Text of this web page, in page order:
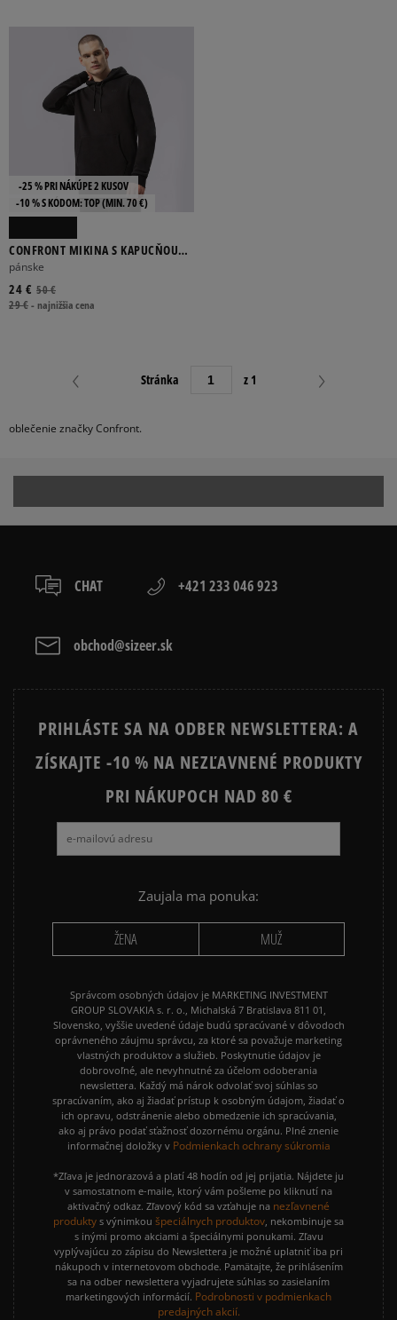
JEDNOFAREBNÝ BODKY
PRECHODNÉ
oblečenie značky Confront.
-10 % S KÓDOM: TOP (MIN. 70 €)
-25 % PRI NÁKÚPE 2 KUSOV
CONFRONT MIKINA S KAPUCŇOU
ESSENTIAL
pánske
50 €
24 €
29 €-najnižšia cena
Stránka z 1
CHAT +421 233 046 923
obchod@sizeer.sk
PRIHLÁSTE SA NA ODBER NEWSLETTERA: A
ZÍSKAJTE -10 % NA NEZĽAVNENÉ PRODUKTY
PRI NÁKUPOCH NAD 80 €
Zaujala ma ponuka:
ŽENA MUŽ
Správcom osobných údajov je MARKETING INVESTMENT
GROUP SLOVAKIA s. r. o., Michalská 7 Bratislava 811 01,
Slovensko, vyššie uvedené údaje budú spracúvané v dôvodoch
oprávneného záujmu správcu, za ktoré sa považuje marketing
vlastných produktov a služieb. Poskytnutie údajov je
dobrovoľné, ale nevyhnutné za účelom odoberania
newslettera. Každý má nárok odvolať svoj súhlas so
spracúvaním, ako aj žiadať prístup k osobným údajom, žiadať o
ich opravu, odstránenie alebo obmedzenie ich spracúvania,
ako aj právo podať sťažnosť dozornému orgánu. Plné znenie
informačnej doložky v Podmienkach ochrany súkromia
*Zľava je jednorazová a platí 48 hodín od jej prijatia. Nájdete ju
v samostatnom e-maile, ktorý vám pošleme po kliknutí na
aktivačný odkaz. Zľavový kód sa vzťahuje na nezľavnené
produkty s výnimkou špeciálnych produktov , nekombinuje sa
s inými promo akciami a špeciálnymi ponukami. Zľavu
vyplývajúcu zo zápisu do Newslettera je možné uplatniť iba pri
nákupoch v internetovom obchode. Pamätajte, že prihlásením
sa na odber newslettera vyjadrujete súhlas so zasielaním
marketingových informácií. Podrobnosti v podmienkach
predajných akcií.